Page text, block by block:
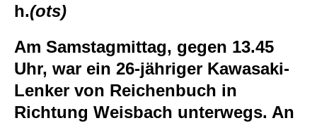
h.(ots)
Am Samstagmittag, gegen 13.45
Uhr, war ein 26-jähriger Kawasaki-
Lenker von Reichenbuch in
Richtung Weisbach unterwegs. An